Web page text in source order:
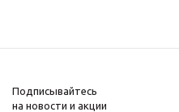
Подписывайтесь
на новости и акции